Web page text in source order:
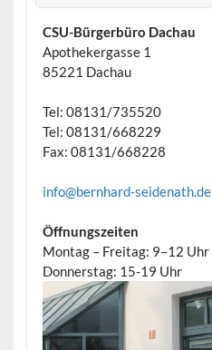
CSU-Bürgerbüro Dachau
Apothekergasse 1
85221 Dachau
Tel: 08131/735520
Tel: 08131/668229
Fax: 08131/668228
info@bernhard-seidenath.de
Öffnungszeiten
Montag – Freitag: 9–12 Uhr
Donnerstag: 15-19 Uhr